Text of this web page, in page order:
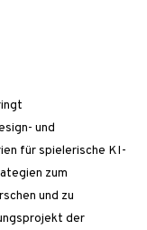
und
für spielerische KI-
zum
und zu
der